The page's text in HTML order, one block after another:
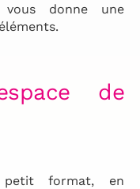
donne une
de
format, en